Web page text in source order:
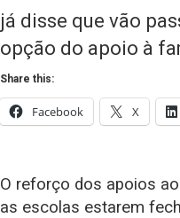
já disse que vão
opção do apoio à
Share this:
Facebook X
O reforço dos apoios
as escolas estarem